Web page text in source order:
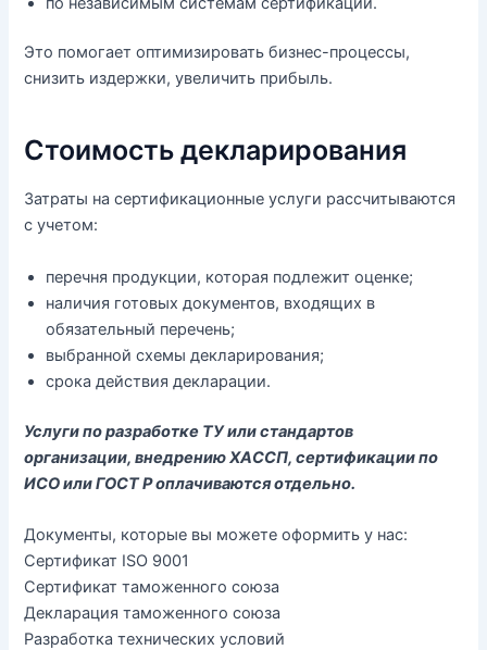
Это помогает оптимизировать бизнес-процессы,
снизить издержки, увеличить прибыль.
Стоимость декларирования
Затраты на сертификационные услуги рассчитываются
с учетом:
перечня продукции, которая подлежит оценке;
наличия готовых документов, входящих в
обязательный перечень;
выбранной схемы декларирования;
срока действия декларации.
Услуги по разработке ТУ или стандартов
организации, внедрению ХАССП, сертификации по
ИСО или ГОСТ Р оплачиваются отдельно.
Документы, которые вы можете оформить у нас:
Сертификат ISO 9001
Сертификат таможенного союза
Декларация таможенного союза
Разработка технических условий